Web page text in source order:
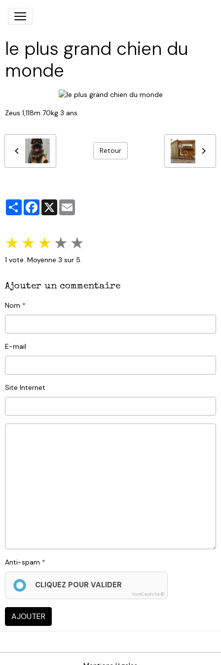
le plus grand chien du
monde
Zeus 1,118m 70kg 3 ans
Retour
PartagerFacebook
X
★★★★ ★
1 vote. Moyenne 3 sur 5.
Ajouter un commentaire
Nom
E-mail
Site Internet
Anti-spam
CLIQUEZ POUR VALIDER
IconCaptcha ©
AJOUTER